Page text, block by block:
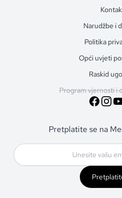
Narudžbe i
Politika
Opći uvjeti
Raskid
Program vjernosti i
Pretplatite se na